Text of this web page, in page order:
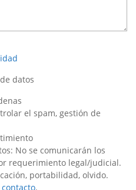
datos
el spam, gestión de
No se comunicarán los
requerimiento legal/judicial.
portabilidad, olvido.
.